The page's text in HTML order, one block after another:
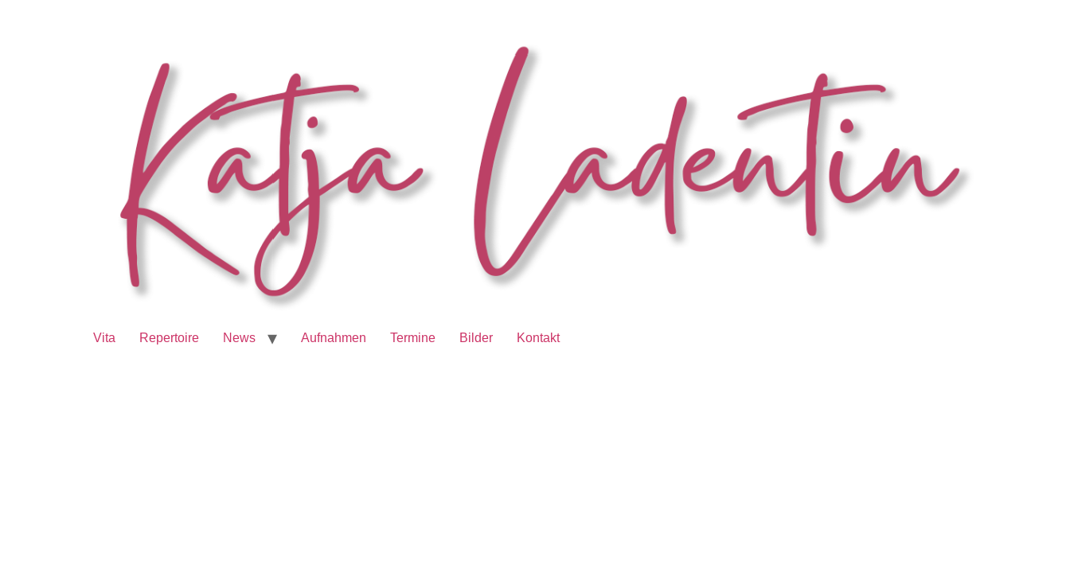
Vita Repertoire News Aufnahmen Termine Bilder Kontakt